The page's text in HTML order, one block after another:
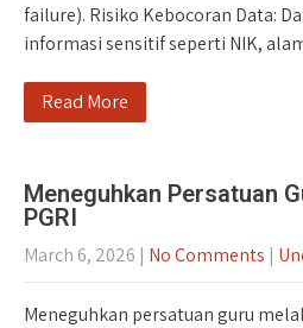
failure). Risiko Kebocoran Data:
informasi sensitif seperti NIK,
Read More
Meneguhkan Persatuan
PGRI
March 6, 2026 | No Comments |
Meneguhkan persatuan guru